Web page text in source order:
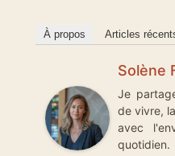
À propos Articles
Solène
Je
de vivre,
avec
quotidien.